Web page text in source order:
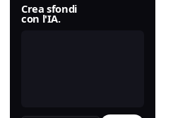
Crea sfondi
con l'IA.